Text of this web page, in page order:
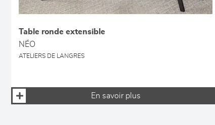
Table ronde extensible
NÉO
ATELIERS DE LANGRES
En savoir plus